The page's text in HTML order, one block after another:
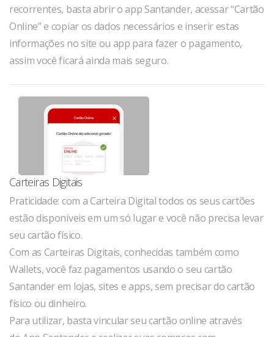
recorrentes, basta abrir o app Santander, acessar “Cartão
Online” e copiar os dados necessários e inserir estas
informações no site ou app para fazer o pagamento,
assim você ficará ainda mais seguro.
Carteiras Digitais
Praticidade: com a Carteira Digital todos os seus cartões
estão disponíveis em um só lugar e você não precisa levar
seu cartão físico.
Com as Carteiras Digitais, conhecidas também como
Wallets, você faz pagamentos usando o seu cartão
Santander em lojas, sites e apps, sem precisar do cartão
físico ou dinheiro.
Para utilizar, basta vincular seu cartão online através